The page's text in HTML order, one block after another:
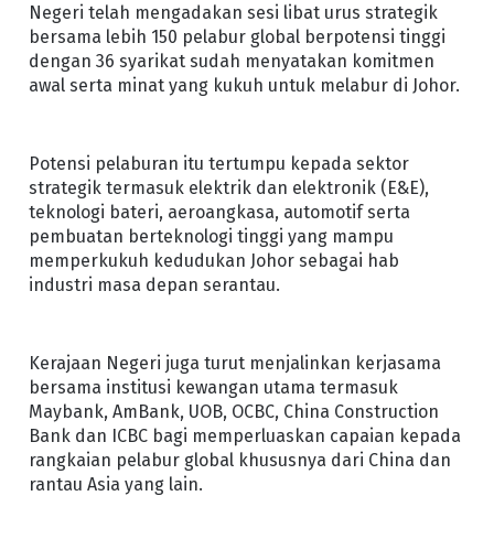
Negeri telah mengadakan sesi libat urus strategik
bersama lebih 150 pelabur global berpotensi tinggi
dengan 36 syarikat sudah menyatakan komitmen
awal serta minat yang kukuh untuk melabur di Johor.
Potensi pelaburan itu tertumpu kepada sektor
strategik termasuk elektrik dan elektronik (E&E),
teknologi bateri, aeroangkasa, automotif serta
pembuatan berteknologi tinggi yang mampu
memperkukuh kedudukan Johor sebagai hab
industri masa depan serantau.
Kerajaan Negeri juga turut menjalinkan kerjasama
bersama institusi kewangan utama termasuk
Maybank, AmBank, UOB, OCBC, China Construction
Bank dan ICBC bagi memperluaskan capaian kepada
rangkaian pelabur global khususnya dari China dan
rantau Asia yang lain.